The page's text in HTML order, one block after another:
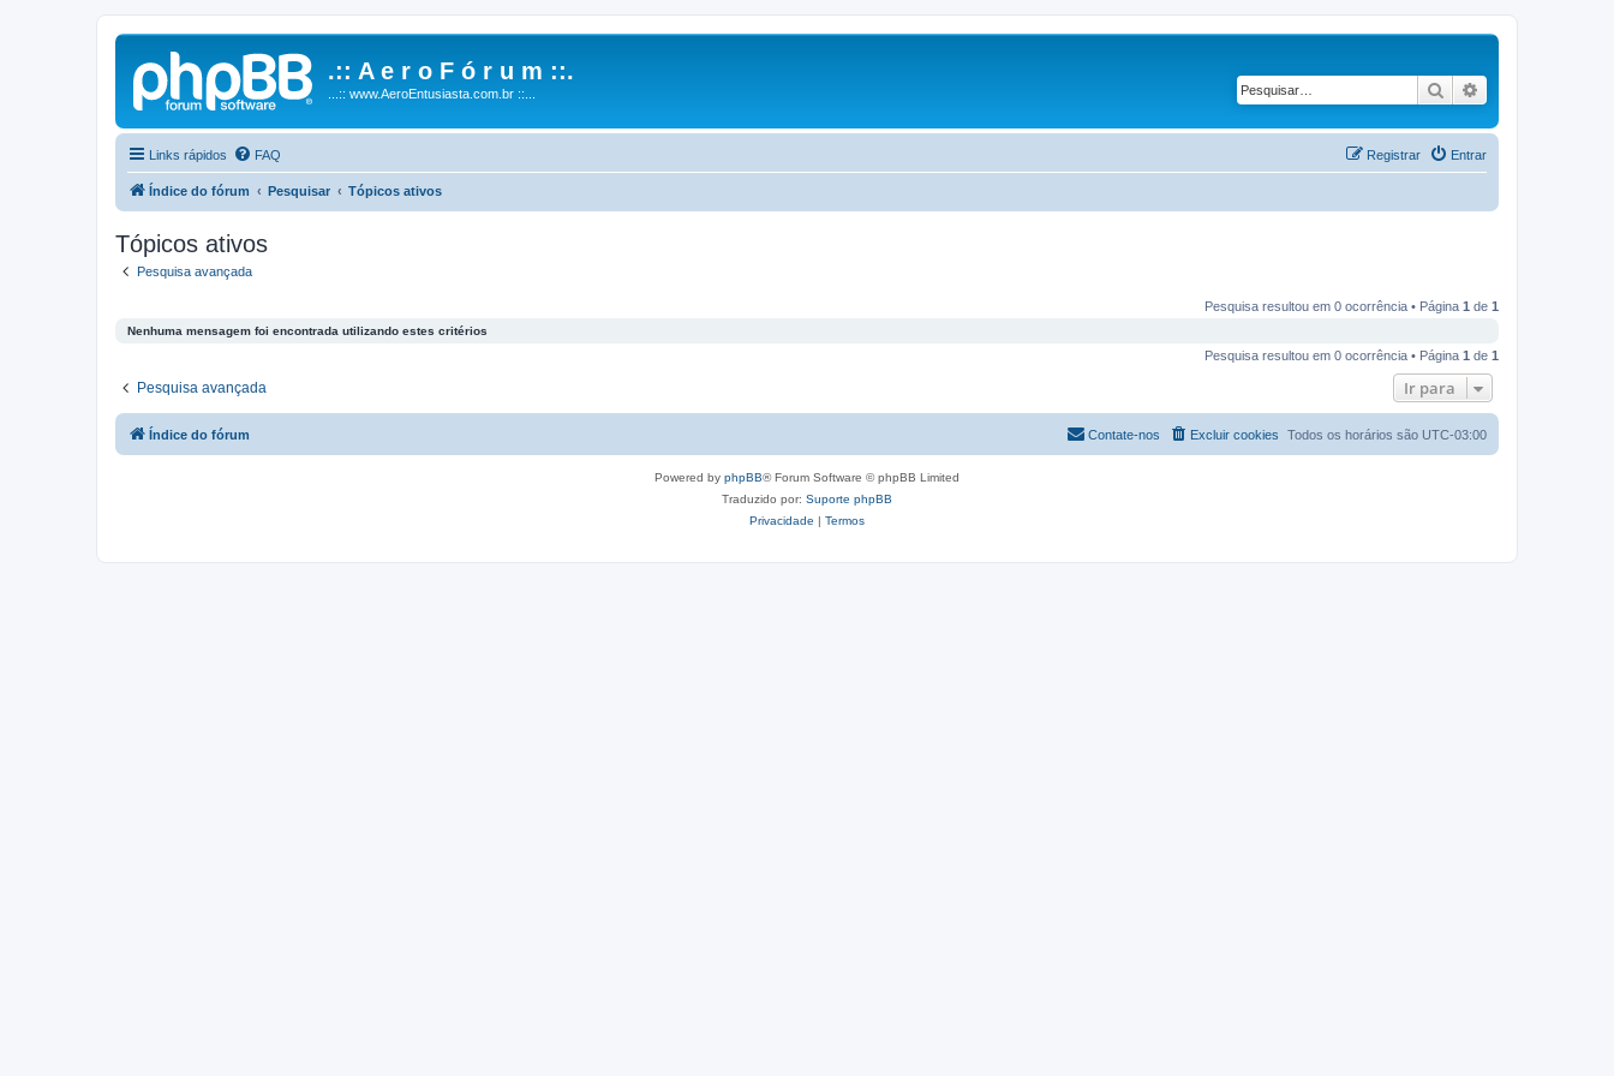
.:: A e r o F ó r u m ::.
...:: www.AeroEntusiasta.com.br ::... Pesquisar
Links rápidos FAQ Entrar
Registrar
Índice do fórum Pesquisar Tópicos ativos
Tópicos ativos
Pesquisa avançada
Pesquisa resultou em 0 ocorrência • Página 1 de 1
Nenhuma mensagem foi encontrada utilizando estes critérios
Pesquisa resultou em 0 ocorrência • Página 1 de 1
Pesquisa avançada Ir para
Índice do fórum Todos os horários são UTC-03:00
Excluir cookies
Contate-nos
Powered by phpBB® Forum Software © phpBB Limited
Traduzido por: Suporte phpBB
Privacidade | Termos